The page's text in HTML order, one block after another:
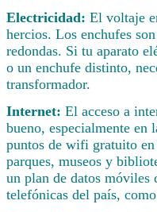
Electricidad: El voltaje
hercios. Los enchufes
redondas. Si tu aparato
o un enchufe distinto,
transformador.
Internet: El acceso a
bueno, especialmente en
puntos de wifi gratuito
parques, museos y
un plan de datos móviles
telefónicas del país,